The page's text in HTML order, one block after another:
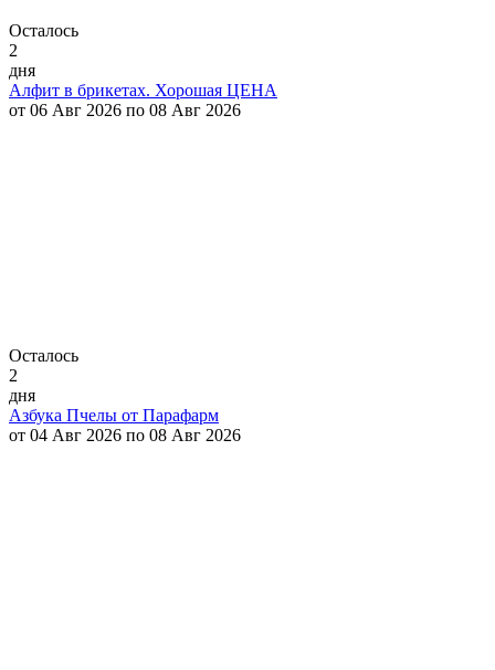
Осталось
2
дня
Алфит в брикетах. Хорошая ЦЕНА
от 06 Авг 2026 по 08 Авг 2026
Осталось
2
дня
Азбука Пчелы от Парафарм
от 04 Авг 2026 по 08 Авг 2026